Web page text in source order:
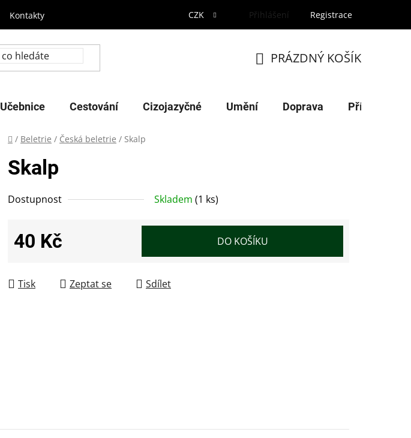
Kontakty CZK Přihlášení Registrace
KOŠÍK
PRÁZDNÝ KOŠÍK
Učebnice Cestování Cizojazyčné Umění Doprava Příroda
Domů
/ Beletrie / Česká beletrie / Skalp
Skalp
Dostupnost Skladem (1 ks)
40 Kč DO KOŠÍKU
Tisk Zeptat se Sdílet